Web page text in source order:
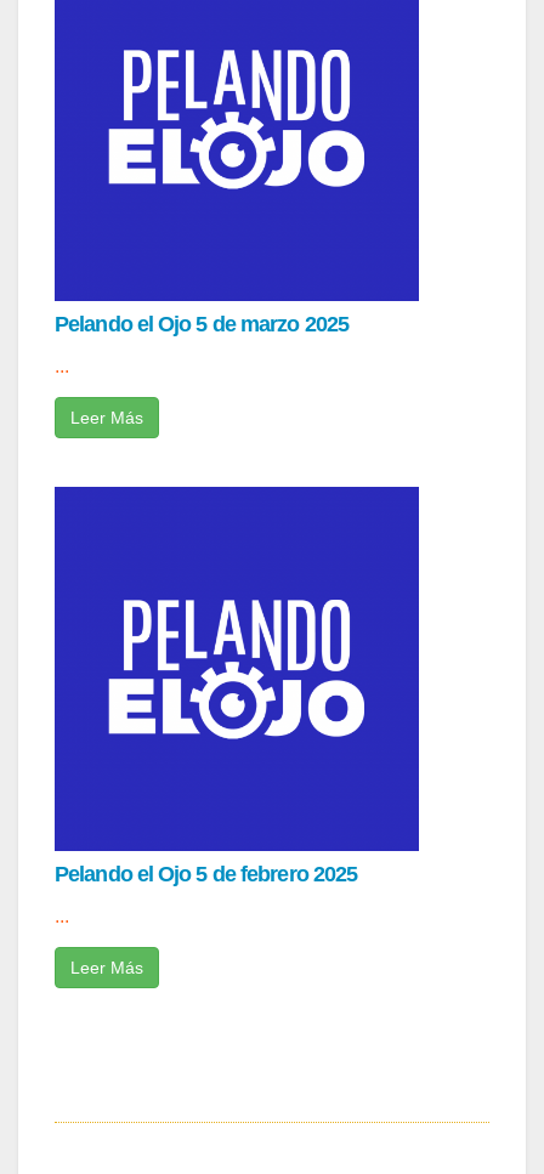
Pelando el Ojo 5 de marzo 2025
...
Leer Más
Pelando el Ojo 5 de febrero 2025
...
Leer Más